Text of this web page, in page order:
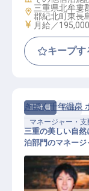
勤務地
三重県北牟婁
郡紀北町東長
給与
月給／
キープす
正社員
宿泊
マネージャー・支
きほく千年温泉
三重の美しい自
泊部門のマネージ